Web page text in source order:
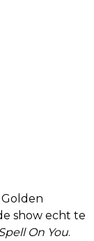
show echt te
On You.